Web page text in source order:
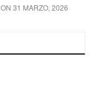
31 MARZO, 2026